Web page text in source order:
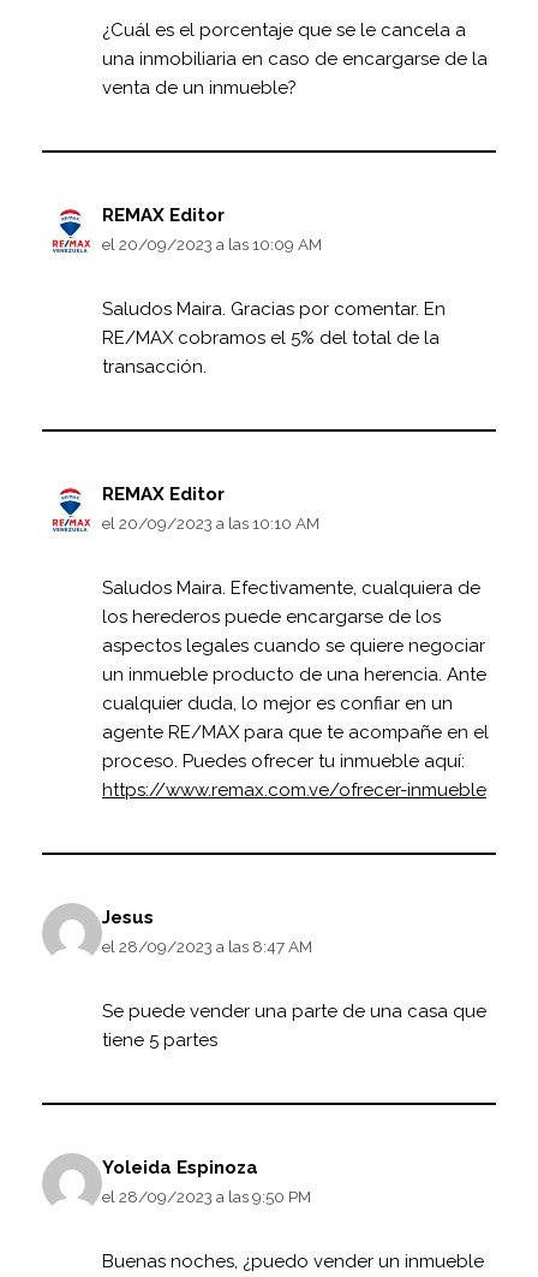
¿Cuál es el porcentaje que se le cancela a
una inmobiliaria en caso de encargarse de la
venta de un inmueble?
REMAX Editor
el 20/09/2023 a las 10:09 AM
Saludos Maira. Gracias por comentar. En
RE/MAX cobramos el 5% del total de la
transacción.
REMAX Editor
el 20/09/2023 a las 10:10 AM
Saludos Maira. Efectivamente, cualquiera de
los herederos puede encargarse de los
aspectos legales cuando se quiere negociar
un inmueble producto de una herencia. Ante
cualquier duda, lo mejor es confiar en un
agente RE/MAX para que te acompañe en el
proceso. Puedes ofrecer tu inmueble aquí:
https://www.remax.com.ve/ofrecer-inmueble
Jesus
el 28/09/2023 a las 8:47 AM
Se puede vender una parte de una casa que
tiene 5 partes
Yoleida Espinoza
el 28/09/2023 a las 9:50 PM
Buenas noches, ¿puedo vender un inmueble